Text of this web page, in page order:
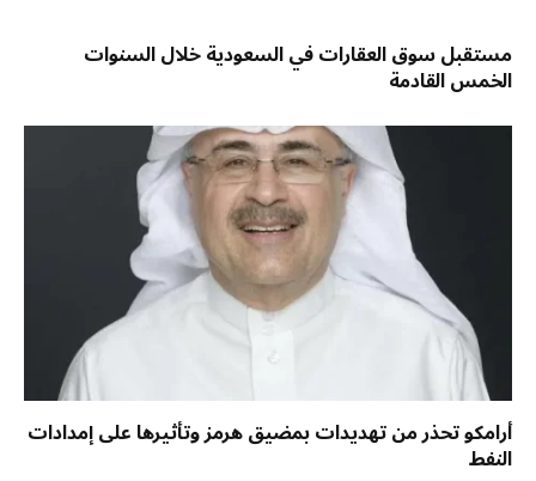
مستقبل سوق العقارات في السعودية خلال السنوات
الخمس القادمة
أرامكو تحذر من تهديدات بمضيق هرمز وتأثيرها على إمدادات
النفط